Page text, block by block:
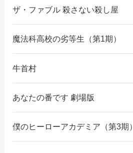
ザ・ファブル 殺さない殺し屋
魔法科高校の劣等生（第1期）
牛首村
あなたの番です 劇場版
僕のヒーローアカデミア（第3期）